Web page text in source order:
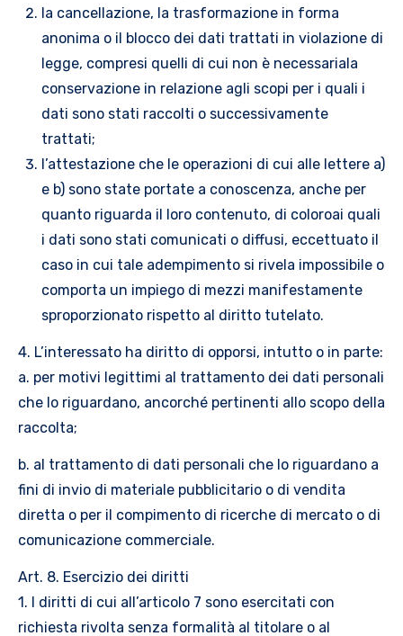
la cancellazione, la trasformazione in forma
anonima o il blocco dei dati trattati in violazione di
legge, compresi quelli di cui non è necessariala
conservazione in relazione agli scopi per i quali i
dati sono stati raccolti o successivamente
trattati;
l’attestazione che le operazioni di cui alle lettere a)
e b) sono state portate a conoscenza, anche per
quanto riguarda il loro contenuto, di coloroai quali
i dati sono stati comunicati o diffusi, eccettuato il
caso in cui tale adempimento si rivela impossibile o
comporta un impiego di mezzi manifestamente
sproporzionato rispetto al diritto tutelato.
4. L’interessato ha diritto di opporsi, intutto o in parte:
a. per motivi legittimi al trattamento dei dati personali
che lo riguardano, ancorché pertinenti allo scopo della
raccolta;
b. al trattamento di dati personali che lo riguardano a
fini di invio di materiale pubblicitario o di vendita
diretta o per il compimento di ricerche di mercato o di
comunicazione commerciale.
Art. 8. Esercizio dei diritti
1. I diritti di cui all’articolo 7 sono esercitati con
richiesta rivolta senza formalità al titolare o al